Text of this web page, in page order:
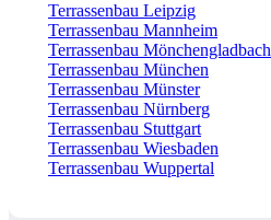
Terrassenbau Leipzig
Terrassenbau Mannheim
Terrassenbau Mönchengladbach
Terrassenbau München
Terrassenbau Münster
Terrassenbau Nürnberg
Terrassenbau Stuttgart
Terrassenbau Wiesbaden
Terrassenbau Wuppertal